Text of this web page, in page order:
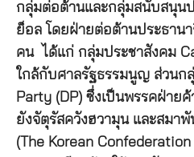
กลุ่มต่อต้านและกลุ่มสนับสนุน
ย็อล โดยฝ่ายต่อต้านประธา
คน ได้แก่ กลุ่มประชาสังคม
ใกล้กับศาลรัฐธรรมนูญ ส่วนก
Party (DP) ซึ่งเป็นพรรคฝ่าย
ยังจัตุรัสควังฮวามุน และสมา
(The Korean